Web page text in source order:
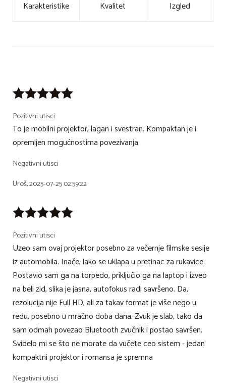
Karakteristike
Kvalitet
Izgled
Pozitivni utisci
To je mobilni projektor, lagan i svestran. Kompaktan je i
opremljen mogućnostima povezivanja
Negativni utisci
Uroš, 2025-07-25 02:59:22
Pozitivni utisci
Uzeo sam ovaj projektor posebno za večernje filmske sesije
iz automobila. Inače, lako se uklapa u pretinac za rukavice.
Postavio sam ga na torpedo, priključio ga na laptop i izveo
na beli zid, slika je jasna, autofokus radi savršeno. Da,
rezolucija nije Full HD, ali za takav format je više nego u
redu, posebno u mračno doba dana. Zvuk je slab, tako da
sam odmah povezao Bluetooth zvučnik i postao savršen.
Svidelo mi se što ne morate da vučete ceo sistem - jedan
kompaktni projektor i romansa je spremna
Negativni utisci